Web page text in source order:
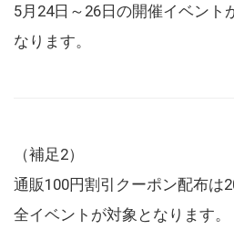
5月24日～26日の開催イベント
なります。
（補足2）
通販100円割引クーポン配布は
全イベントが対象となります。